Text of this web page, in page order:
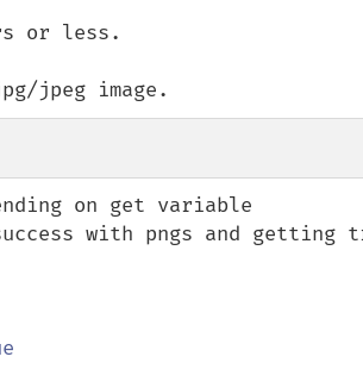
or less.
jpeg image.
on get variable
with pngs and getting